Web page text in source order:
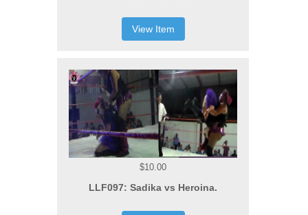
View Item
$10.00
LLF097: Sadika vs Heroina.